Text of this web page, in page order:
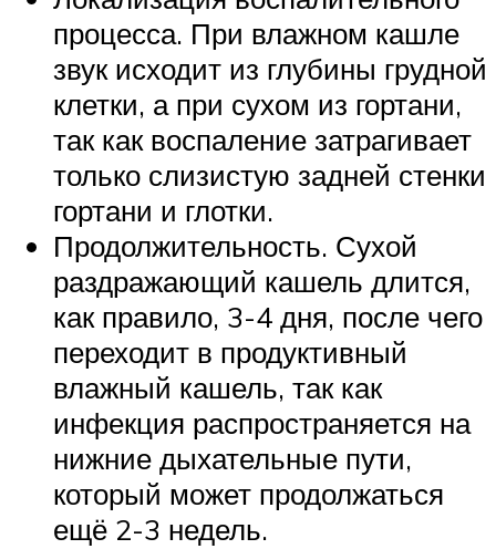
процесса. При влажном кашле
звук исходит из глубины грудной
клетки, а при сухом из гортани,
так как воспаление затрагивает
только слизистую задней стенки
гортани и глотки.
Продолжительность. Сухой
раздражающий кашель длится,
как правило, 3-4 дня, после чего
переходит в продуктивный
влажный кашель, так как
инфекция распространяется на
нижние дыхательные пути,
который может продолжаться
ещё 2-3 недель.